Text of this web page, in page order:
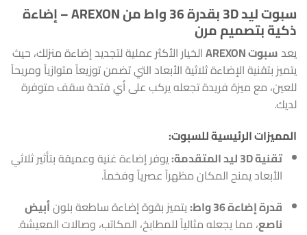
سبوت ليد 3D بقدرة 36 واط من AREXON – إضاءة
ذكية بتصميم مرن
يعدسبوت AREXON
الخيار الأكثر عملية لتجديد إضاءة منزلك، حيث
يتميز بتقنية الإضاءة ثلاثية الأبعاد التي تضمن توزيعاً متوازياً ومريحاً
للعين، مع ميزة فريدة تجعله يركب على أي فتحة سقف متوفرة
لديك.
المميزات الرئيسية للسبوت:
تقنية 3D ليد المتقدمة:
يوفر إضاءة غنية وعميقة بتأثير ثلاثي
الأبعاد يمنح المكان مظهراً عصرياً وفخماً.
قدرة إضاءة 36 واط:
يتميز بقوة إضاءة ساطعة بلونأبيض
ناصع، مما يجعله مثالياً للمطابخ، المكاتب، وصالات المعيشة.